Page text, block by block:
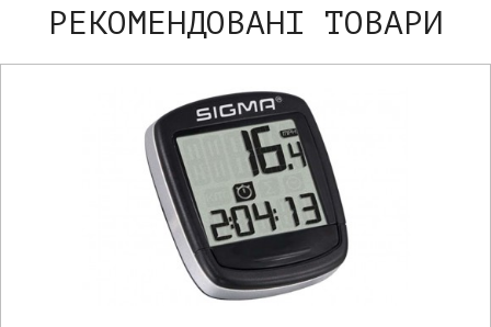
РЕКОМЕНДОВАНІ ТОВАРИ